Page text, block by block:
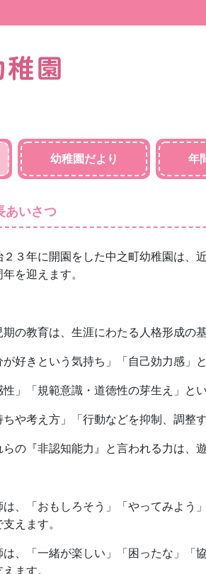
幼稚園だより 年
あいさつ
３年に開園をした中之町幼稚園は、
年を迎えます。
の教育は、生涯にわたる人格形成の
が好きという気持ち」「自己効力感」
性」「規範意識・道徳性の芽生え」と
ちや考え方」「行動などを抑制、調整
の『非認知能力』と言われる力は、
は、「おもしろそう」「やってみよう
えます。
は、「一緒が楽しい」「困ったな」「
ます。